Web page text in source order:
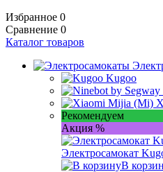
Избранное 0
Сравнение 0
Каталог товаров
Kugoo
Рекомендуем
Акция %
Электросамокат
В